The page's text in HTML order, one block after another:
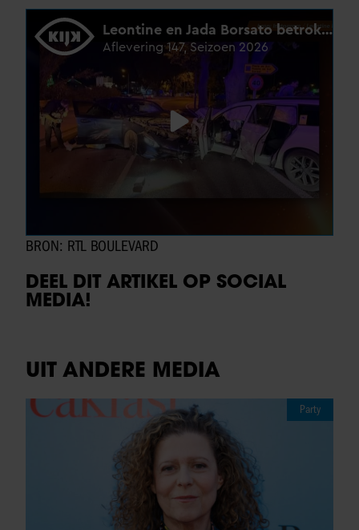
BRON: RTL BOULEVARD
DEEL DIT ARTIKEL OP SOCIAL
MEDIA!
UIT ANDERE MEDIA
Party